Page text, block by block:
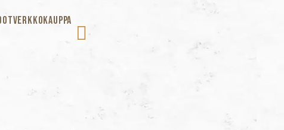
VERKKOKAUPPA